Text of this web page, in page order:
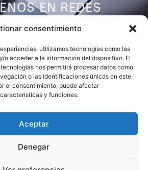
consentimiento
utilizamos tecnologías como las
o acceder a la información del dispositivo. El
nos permitirá procesar datos como
o las identificaciones únicas en este
el consentimiento, puede afectar
y funciones.
Aceptar
Denegar
EN REDES
DE
NETWORK